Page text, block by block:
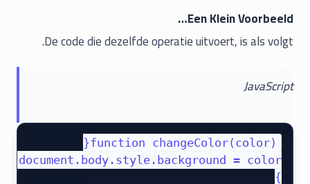
Een Klein Voorbeeld…
De code die dezelfde operatie uitvoert, is als volgt.
JavaScript